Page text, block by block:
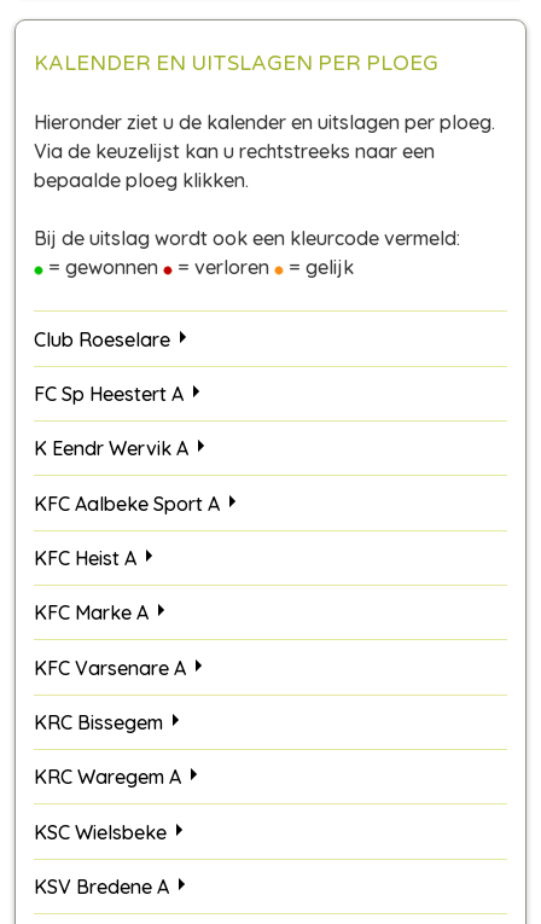
KALENDER EN UITSLAGEN PER PLOEG
Hieronder ziet u de kalender en uitslagen per ploeg.
Via de keuzelijst kan u rechtstreeks naar een
bepaalde ploeg klikken.
Bij de uitslag wordt ook een kleurcode vermeld:
= gewonnen
= verloren = gelijk
Club Roeselare
FC Sp Heestert A
K Eendr Wervik A
KFC Aalbeke Sport A
KFC Heist A
KFC Marke A
KFC Varsenare A
KRC Bissegem
KRC Waregem A
KSC Wielsbeke
KSV Bredene A